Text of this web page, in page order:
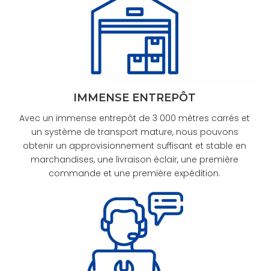
IMMENSE ENTREPÔT
Avec un immense entrepôt de 3 000 mètres carrés et
un système de transport mature, nous pouvons
obtenir un approvisionnement suffisant et stable en
marchandises, une livraison éclair, une première
commande et une première expédition.